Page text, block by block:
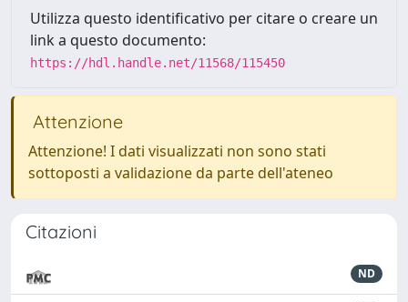
Utilizza questo identificativo per citare o creare un
link a questo documento:
https://hdl.handle.net/11568/115450
Attenzione
Attenzione! I dati visualizzati non sono stati
sottoposti a validazione da parte dell'ateneo
Citazioni
ND